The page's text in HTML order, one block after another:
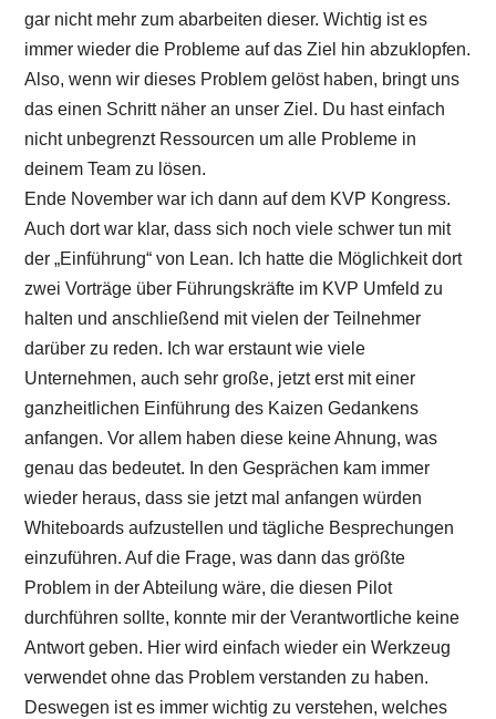
gar nicht mehr zum abarbeiten dieser. Wichtig ist es
immer wieder die Probleme auf das Ziel hin abzuklopfen.
Also, wenn wir dieses Problem gelöst haben, bringt uns
das einen Schritt näher an unser Ziel. Du hast einfach
nicht unbegrenzt Ressourcen um alle Probleme in
deinem Team zu lösen.
Ende November war ich dann auf dem KVP Kongress.
Auch dort war klar, dass sich noch viele schwer tun mit
der „Einführung“ von Lean. Ich hatte die Möglichkeit dort
zwei Vorträge über Führungskräfte im KVP Umfeld zu
halten und anschließend mit vielen der Teilnehmer
darüber zu reden. Ich war erstaunt wie viele
Unternehmen, auch sehr große, jetzt erst mit einer
ganzheitlichen Einführung des Kaizen Gedankens
anfangen. Vor allem haben diese keine Ahnung, was
genau das bedeutet. In den Gesprächen kam immer
wieder heraus, dass sie jetzt mal anfangen würden
Whiteboards aufzustellen und tägliche Besprechungen
einzuführen. Auf die Frage, was dann das größte
Problem in der Abteilung wäre, die diesen Pilot
durchführen sollte, konnte mir der Verantwortliche keine
Antwort geben. Hier wird einfach wieder ein Werkzeug
verwendet ohne das Problem verstanden zu haben.
Deswegen ist es immer wichtig zu verstehen, welches